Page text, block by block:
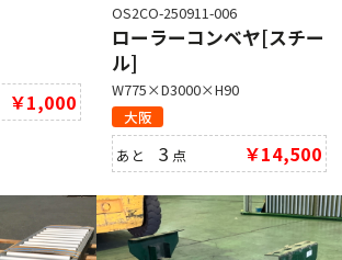
￥1,000
OS2CO-250911-006
ローラーコンベヤ[スチー
ル]
W775×D3000×H90
大阪
あと3 点 ￥14,500